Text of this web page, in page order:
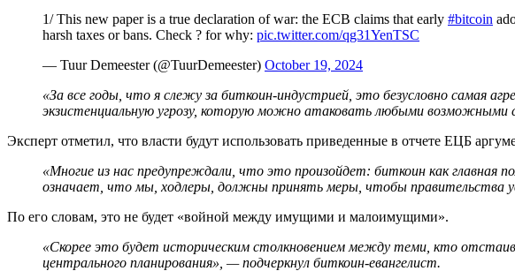
1/ This new paper is a true declaration of war: the ECB claims that early #bitcoin
harsh taxes or bans. Check ? for why: pic.twitter.com/qg31YenTSC
— Tuur Demeester (@TuurDemeester) October 19, 2024
«За все годы, что я слежу за биткоин-индустрией, это безусловно самая
экзистенциальную угрозу, которую можно атаковать любыми возможными
Эксперт отметил, что власти будут использовать приведенные в отчете ЕЦБ
«Многие из нас предупреждали, что это произойдет: биткоин как
означает, что мы, ходлеры, должны принять меры, чтобы правительства
По его словам, это не будет «войной между имущими и малоимущими».
«Скорее это будет историческим столкновением между теми, кто
центрального планирования», — подчеркнул биткоин-евангелист.